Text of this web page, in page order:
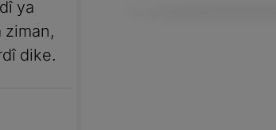
ya
dike.